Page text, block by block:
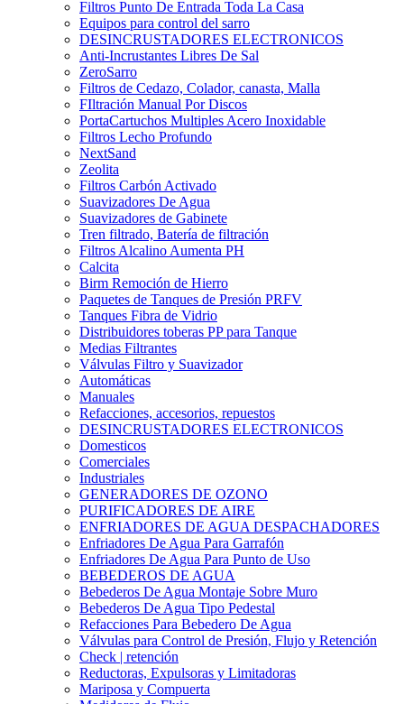
Filtros Punto De Entrada Toda La Casa
Equipos para control del sarro
DESINCRUSTADORES ELECTRONICOS
Anti-Incrustantes Libres De Sal
ZeroSarro
Filtros de Cedazo, Colador, canasta, Malla
FIltración Manual Por Discos
PortaCartuchos Multiples Acero Inoxidable
Filtros Lecho Profundo
NextSand
Zeolita
Filtros Carbón Activado
Suavizadores De Agua
Suavizadores de Gabinete
Tren filtrado, Batería de filtración
Filtros Alcalino Aumenta PH
Calcita
Birm Remoción de Hierro
Paquetes de Tanques de Presión PRFV
Tanques Fibra de Vidrio
Distribuidores toberas PP para Tanque
Medias Filtrantes
Válvulas Filtro y Suavizador
Automáticas
Manuales
Refacciones, accesorios, repuestos
DESINCRUSTADORES ELECTRONICOS
Domesticos
Comerciales
Industriales
GENERADORES DE OZONO
PURIFICADORES DE AIRE
ENFRIADORES DE AGUA DESPACHADORES
Enfriadores De Agua Para Garrafón
Enfriadores De Agua Para Punto de Uso
BEBEDEROS DE AGUA
Bebederos De Agua Montaje Sobre Muro
Bebederos De Agua Tipo Pedestal
Refacciones Para Bebedero De Agua
Válvulas para Control de Presión, Flujo y Retención
Check | retención
Reductoras, Expulsoras y Limitadoras
Mariposa y Compuerta